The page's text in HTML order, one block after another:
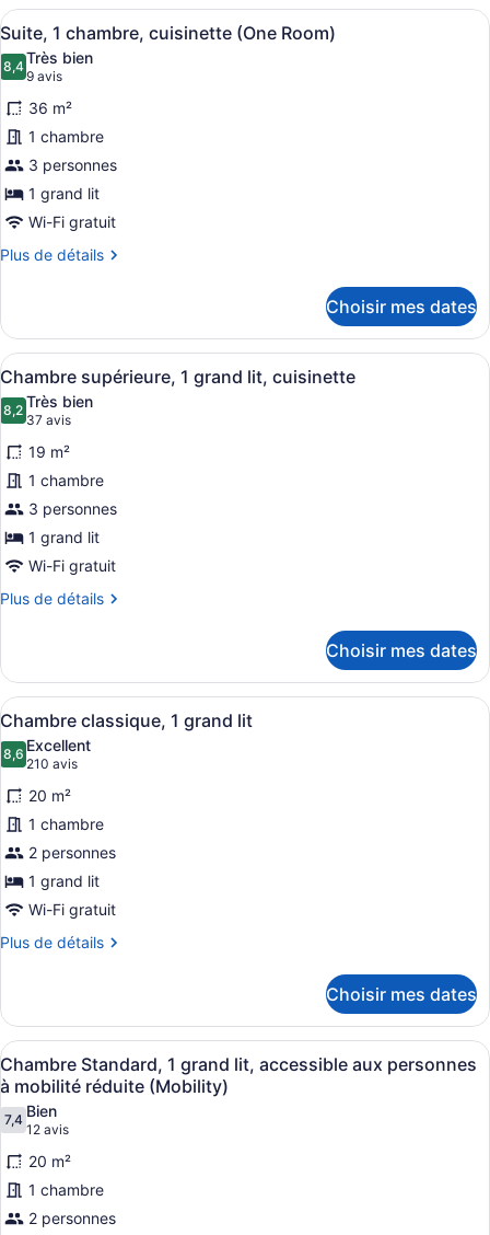
Standard,
1
grand
lit
Afficher
toutes
les
photos
pour
ce
type
de
chambre :
Suite,
cuisinette
(One
Room)
Une chambre d’hôtel avec un
12
Suite, 1 chambre, cuisinette (One Room)
8,48,4 sur 10
Très bien
9 avis
(9 avis)
36 m²
1 chambre
3 personnes
1 grand lit
Wi-Fi gratuit
Plus de détails
Plus
Suite,
chambre,
cuisinette
(One
Room)
Choisir mes dates
Afficher
toutes
les
photos
pour
ce
type
de
chambre :
Chambre
grand
lit,
cuisinette
Une chambre d’hôtel avec un lit
8
Chambre supérieure, 1 grand lit, cuisinette
8,28,2 sur 10
Très bien
37 avis
(37 avis)
19 m²
1 chambre
3 personnes
1 grand lit
Wi-Fi gratuit
Plus de détails
Plus
Chambre
supérieure,
1
grand
lit,
cuisinette
Choisir mes dates
Afficher
toutes
les
photos
pour
ce
type
de
chambre :
Chambre
grand
lit
Une chambre d’hôtel avec un
9
Chambre classique, 1 grand lit
8,68,6 sur 10
Excellent
210 avis
(210 avis)
20 m²
1 chambre
2 personnes
1 grand lit
Wi-Fi gratuit
Plus de détails
Plus
Chambre
classique,
1
grand
lit
Choisir mes dates
Afficher
toutes
les
photos
pour
ce
type
de
Une chambre d’hôtel avec un
9
Chambre Standard, 1 grand lit, accessible aux personnes
à mobilité réduite (Mobility)
7,47,4 sur 10
Bien
12 avis
(12 avis)
20 m²
1 chambre
2 personnes